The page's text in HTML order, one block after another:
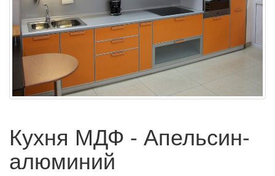
Кухня МДФ - Апельсин-
алюминий